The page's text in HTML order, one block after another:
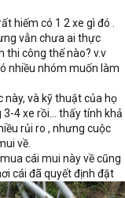
hiếm có 1 2 xe gì đó .
vẫn chưa ai thực
thi công thế nào? v.v
nhiều nhóm muốn làm
này, và kỹ thuật của họ
4 xe rồi... thấy tính khả
rủi ro , nhưng cuộc
về.
cái mui này về cũng
cái đã quyết định đặt